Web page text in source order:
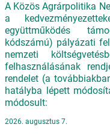
A Közös Agrárpolitika
a
együttműködés
kódszámú) pályázati
nemzeti
felhasználásának
rendelet (a
hatályba lépett
módosult:
2026. augusztus 7.